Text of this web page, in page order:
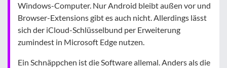
Windows-Computer. Nur Android bleibt außen vor und
Browser-Extensions gibt es auch nicht. Allerdings lässt
sich der iCloud-Schlüsselbund per Erweiterung
zumindest in Microsoft Edge nutzen.
Ein Schnäppchen ist die Software allemal. Anders als die